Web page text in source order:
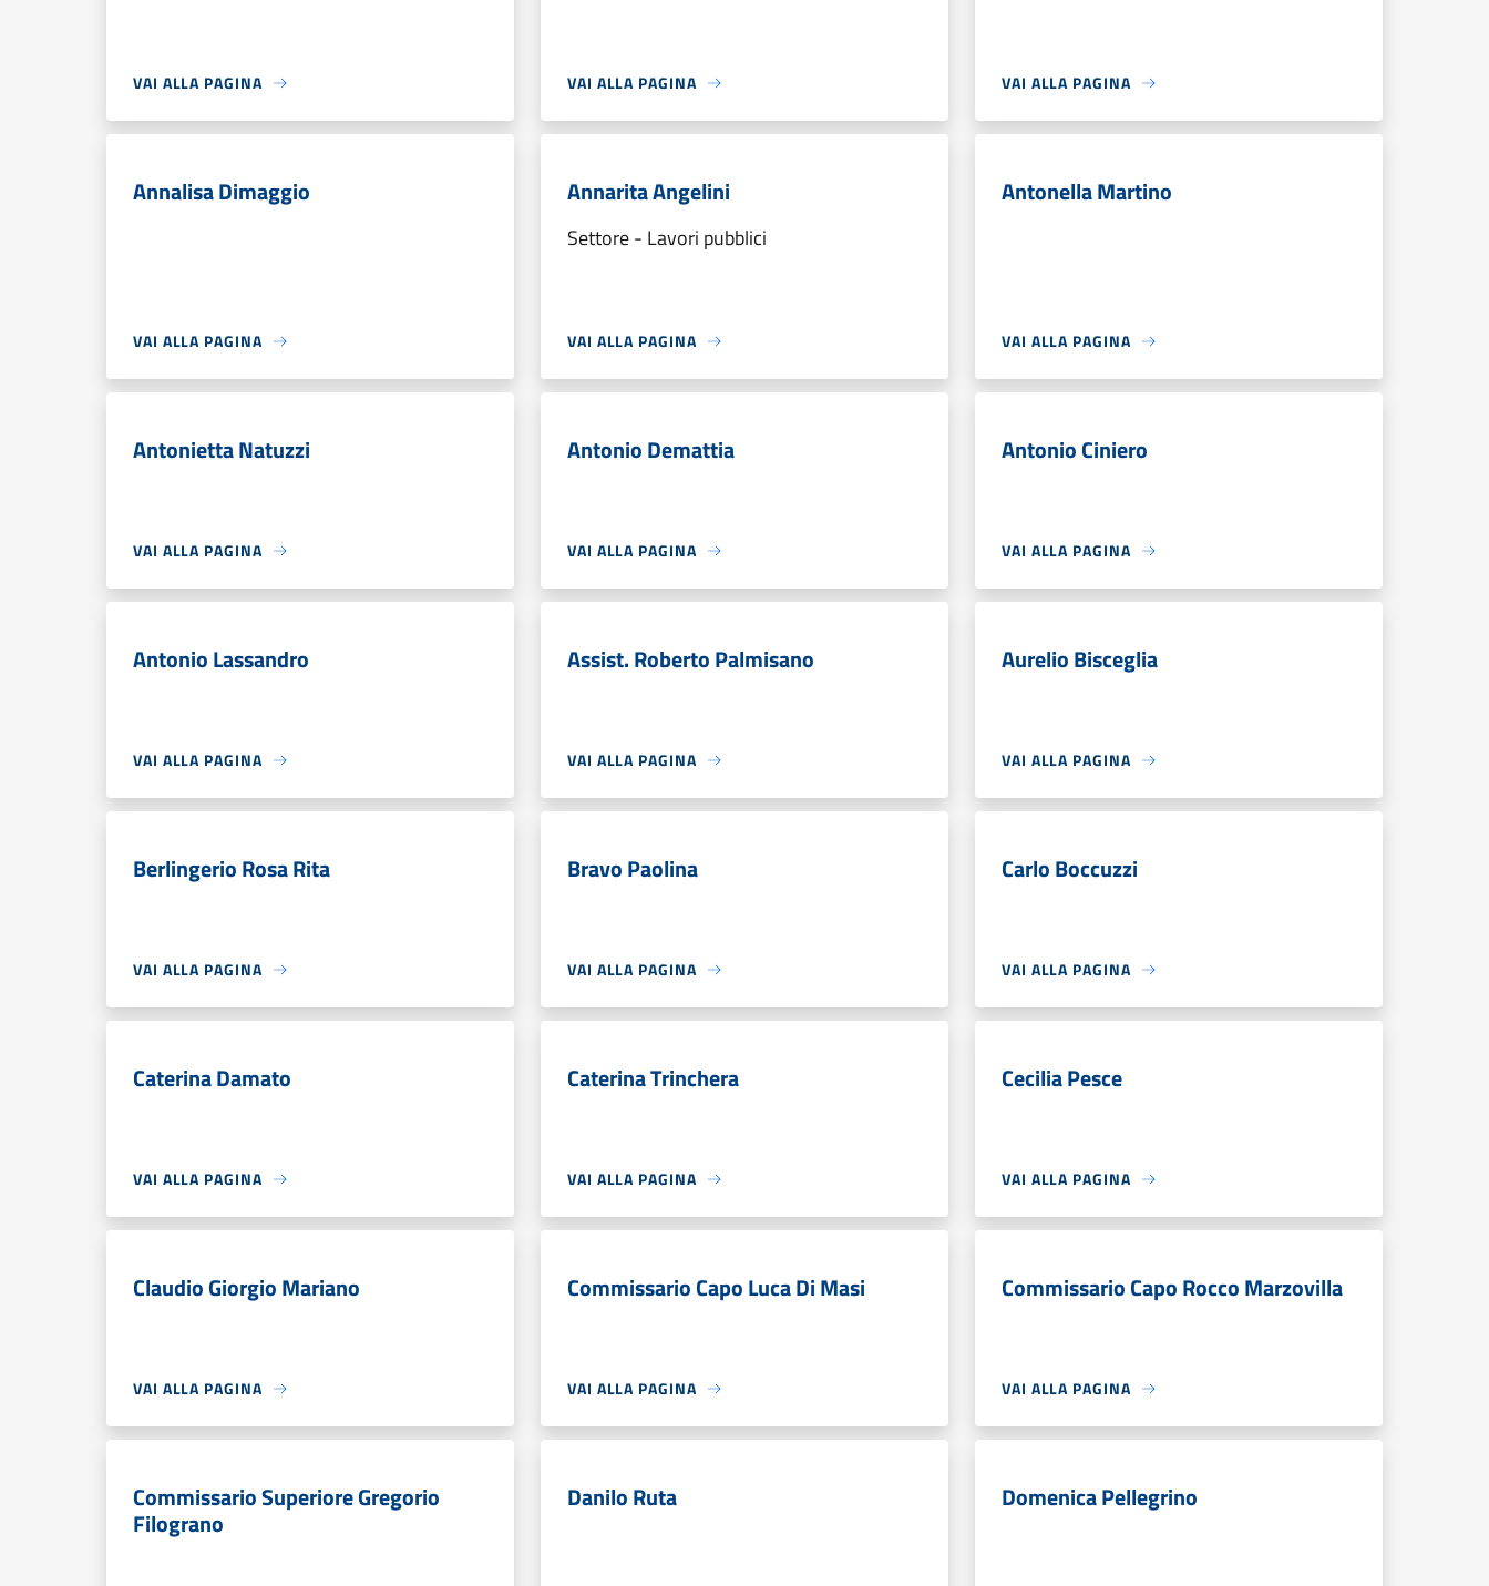
VAI ALLA PAGINA VAI ALLA PAGINA VAI ALLA PAGINA
Annalisa Dimaggio
VAI ALLA PAGINA
Annarita Angelini
Settore - Lavori pubblici
VAI ALLA PAGINA
Antonella Martino
VAI ALLA PAGINA
Antonietta Natuzzi
VAI ALLA PAGINA
Antonio Demattia
VAI ALLA PAGINA
Antonio Ciniero
VAI ALLA PAGINA
Antonio Lassandro
VAI ALLA PAGINA
Assist. Roberto Palmisano
VAI ALLA PAGINA
Aurelio Bisceglia
VAI ALLA PAGINA
Berlingerio Rosa Rita
VAI ALLA PAGINA
Bravo Paolina
VAI ALLA PAGINA
Carlo Boccuzzi
VAI ALLA PAGINA
Caterina Damato
VAI ALLA PAGINA
Caterina Trinchera
VAI ALLA PAGINA
Cecilia Pesce
VAI ALLA PAGINA
Claudio Giorgio Mariano
VAI ALLA PAGINA
Commissario Capo Luca Di Masi
VAI ALLA PAGINA
Commissario Capo Rocco Marzovilla
VAI ALLA PAGINA
Commissario Superiore Gregorio
Filograno
Danilo Ruta Domenica Pellegrino